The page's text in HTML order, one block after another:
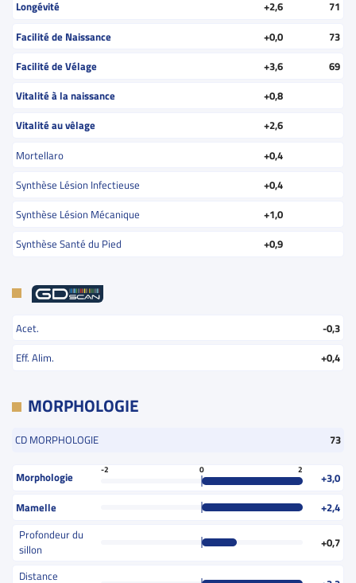
Longévité +2,6
71
Facilité de Naissance
+0,0
73
Facilité de Vélage
+3,6
69
Vitalité à la naissance
+0,8
Vitalité au vêlage
+2,6
Mortellaro
+0,4
Synthèse Lésion Infectieuse
+0,4
Synthèse Lésion Mécanique
+1,0
Synthèse Santé du Pied
+0,9
Acet.
-0,3
Eff. Alim.
+0,4
MORPHOLOGIE
CD MORPHOLOGIE 73
Morphologie
-2 0 2
+3,0
Mamelle
+2,4
Profondeur du
sillon
+0,7
Distance